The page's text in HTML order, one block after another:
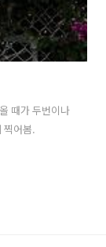
때가 두번이나
찍어봄.